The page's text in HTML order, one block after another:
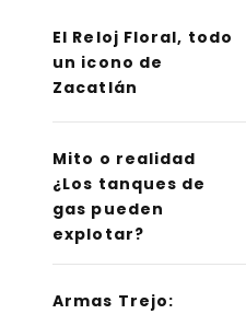
El Reloj Floral, todo
un icono de
Zacatlán
Mito o realidad
¿Los tanques de
gas pueden
explotar?
Armas Trejo: